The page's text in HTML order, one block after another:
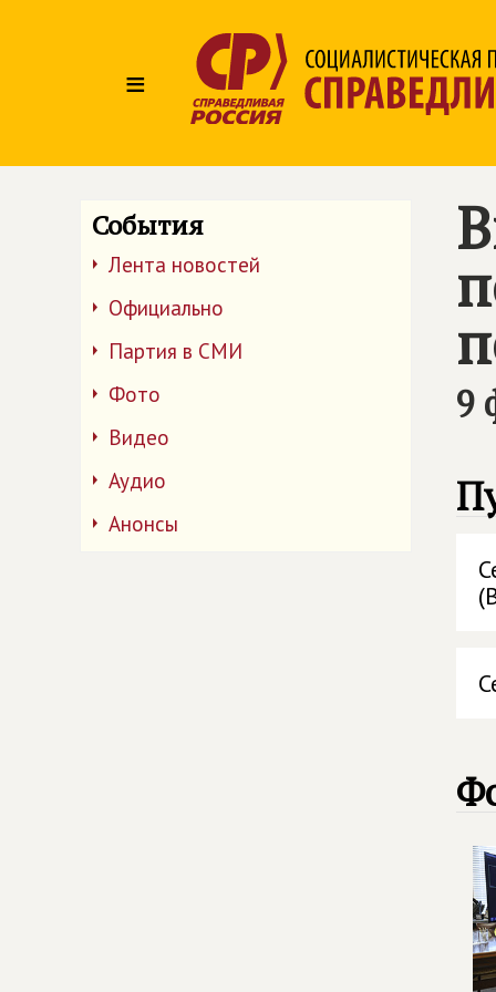
≡
События
Лента новостей
Официально
Партия в СМИ
Фото
Видео
Аудио
Анонсы
9